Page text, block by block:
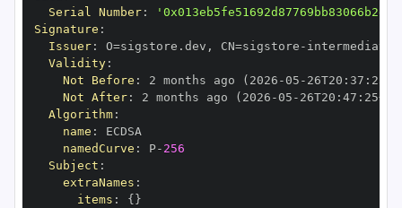
Serial Number:
Signature :
Issuer: O=sigstore.dev , CN=sigstore -
Validity:
Not Before : 2 months ago (2026 -05 - 26T20 : 37 :
Not After: 2 months ago (2026 -05 - 26T20 : 47 : 25+00
Algorithm:
name :
namedCurve : P- 256
Subject :
extraNames :
items : { }